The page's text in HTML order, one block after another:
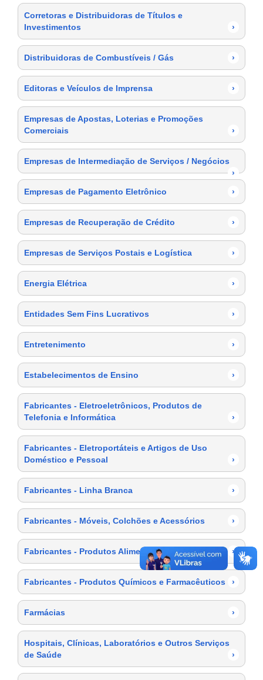
Corretoras e Distribuidoras de Títulos e
Investimentos
›
Distribuidoras de Combustíveis / Gás ›
Editoras e Veículos de Imprensa ›
Empresas de Apostas, Loterias e Promoções
Comerciais
›
Empresas de Intermediação de Serviços / Negócios
›
Empresas de Pagamento Eletrônico
›
Empresas de Recuperação de Crédito ›
Empresas de Serviços Postais e Logística ›
Energia Elétrica ›
Entidades Sem Fins Lucrativos ›
Entretenimento ›
Estabelecimentos de Ensino ›
Fabricantes - Eletroeletrônicos, Produtos de
Telefonia e Informática
›
Fabricantes - Eletroportáteis e Artigos de Uso
Doméstico e Pessoal
›
Fabricantes - Linha Branca ›
Fabricantes - Móveis, Colchões e Acessórios ›
Fabricantes - Produtos Alimentícios ›
Fabricantes - Produtos Químicos e Farmacêuticos ›
Farmácias ›
Hospitais, Clínicas, Laboratórios e Outros Serviços
de Saúde
›